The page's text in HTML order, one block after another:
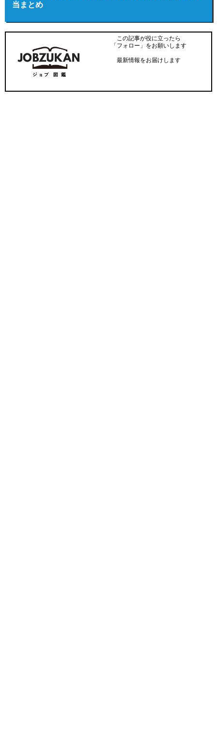
当まとめ
この記事が役に立ったら
「フォロー」をお願いします
最新情報をお届けします